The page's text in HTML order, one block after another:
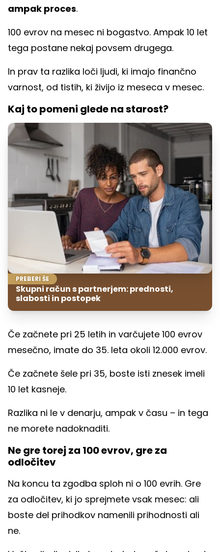
ampak proces.
100 evrov na mesec ni bogastvo. Ampak 10 let
tega postane nekaj povsem drugega.
In prav ta razlika loči ljudi, ki imajo finančno
varnost, od tistih, ki živijo iz meseca v mesec.
Kaj to pomeni glede na starost?
PREBERI ŠE
Skupni račun s partnerjem: prednosti,
slabosti in postopek
Če začnete pri 25 letih in varčujete 100 evrov
mesečno, imate do 35. leta okoli 12.000 evrov.
Če začnete šele pri 35, boste isti znesek imeli
10 let kasneje.
Razlika ni le v denarju, ampak v času – in tega
ne morete nadoknaditi.
Ne gre torej za 100 evrov, gre za
odločitev
Na koncu ta zgodba sploh ni o 100 evrih. Gre
za odločitev, ki jo sprejmete vsak mesec: ali
boste del prihodkov namenili prihodnosti ali
ne.